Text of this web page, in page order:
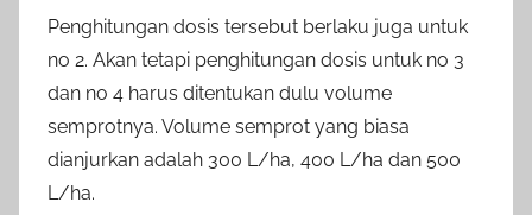
Penghitungan dosis tersebut berlaku juga untuk
no 2. Akan tetapi penghitungan dosis untuk no 3
dan no 4 harus ditentukan dulu volume
semprotnya. Volume semprot yang biasa
dianjurkan adalah 300 L/ha, 400 L/ha dan 500
L/ha.